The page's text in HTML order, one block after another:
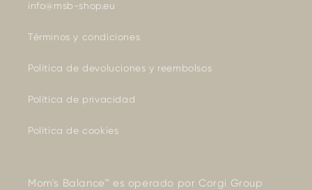
info@msb-shop.eu
Términos y condiciones
Política de devoluciones y reembolsos
Política de privacidad
Política de cookies
Mom's Balance™ es operado por Corgi Group